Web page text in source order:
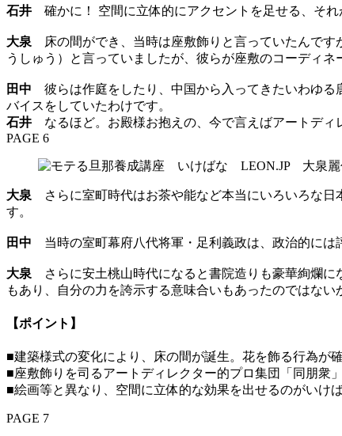
石井 確かに！ 空間に立体的にアクセントを足せる、それ
大泉 床の間ができ、当時は座敷飾りと言っていたんです
うしゅう）と言っていましたが、彼らが座敷のコーディネ
田中 彼らは作庭をしたり、中国から入ってきたいわゆる
バイスをしていたわけです。
石井 なるほど。お殿様お抱えの、今で言えばアートディ
PAGE 6
大泉 さらに室町時代はお茶や能など本当にいろいろな日
す。
田中 当時の室町幕府八代将軍・足利義政は、政治的には
大泉 さらに安土桃山時代になると書院造りも豪華絢爛に
もあり、自分の力を誇示する意味合いもあったのではない
【ポイント】
■建築様式の変化により、床の間が誕生。花を飾る行為が
■座敷飾りを司るアートディレクター的プロ集団「同朋衆
■絵画等と異なり、空間に立体的な効果を出せるのがいけ
PAGE 7